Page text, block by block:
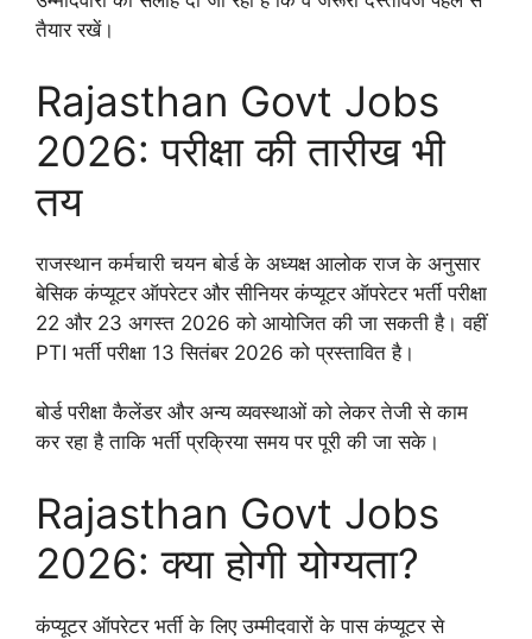
तैयार रखें।
Rajasthan Govt Jobs
2026: परीक्षा की तारीख भी
तय
राजस्थान कर्मचारी चयन बोर्ड के अध्यक्ष आलोक राज के अनुसार
बेसिक कंप्यूटर ऑपरेटर और सीनियर कंप्यूटर ऑपरेटर भर्ती परीक्षा
22 और 23 अगस्त 2026 को आयोजित की जा सकती है। वहीं
PTI भर्ती परीक्षा 13 सितंबर 2026 को प्रस्तावित है।
बोर्ड परीक्षा कैलेंडर और अन्य व्यवस्थाओं को लेकर तेजी से काम
कर रहा है ताकि भर्ती प्रक्रिया समय पर पूरी की जा सके।
Rajasthan Govt Jobs
2026: क्या होगी योग्यता?
कंप्यूटर ऑपरेटर भर्ती के लिए उम्मीदवारों के पास कंप्यूटर से